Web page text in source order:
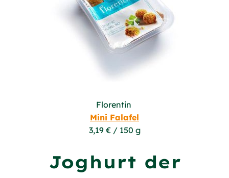
Florentin
Mini Falafel
3,19 € / 150 g
Joghurt der